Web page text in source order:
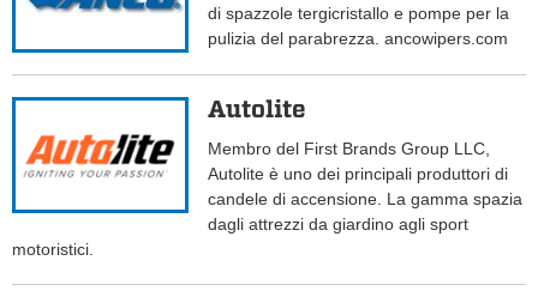
di spazzole tergicristallo e pompe per la
pulizia del parabrezza. ancowipers.com
Autolite
Membro del First Brands Group LLC,
Autolite è uno dei principali produttori di
candele di accensione. La gamma spazia
dagli attrezzi da giardino agli sport
motoristici.